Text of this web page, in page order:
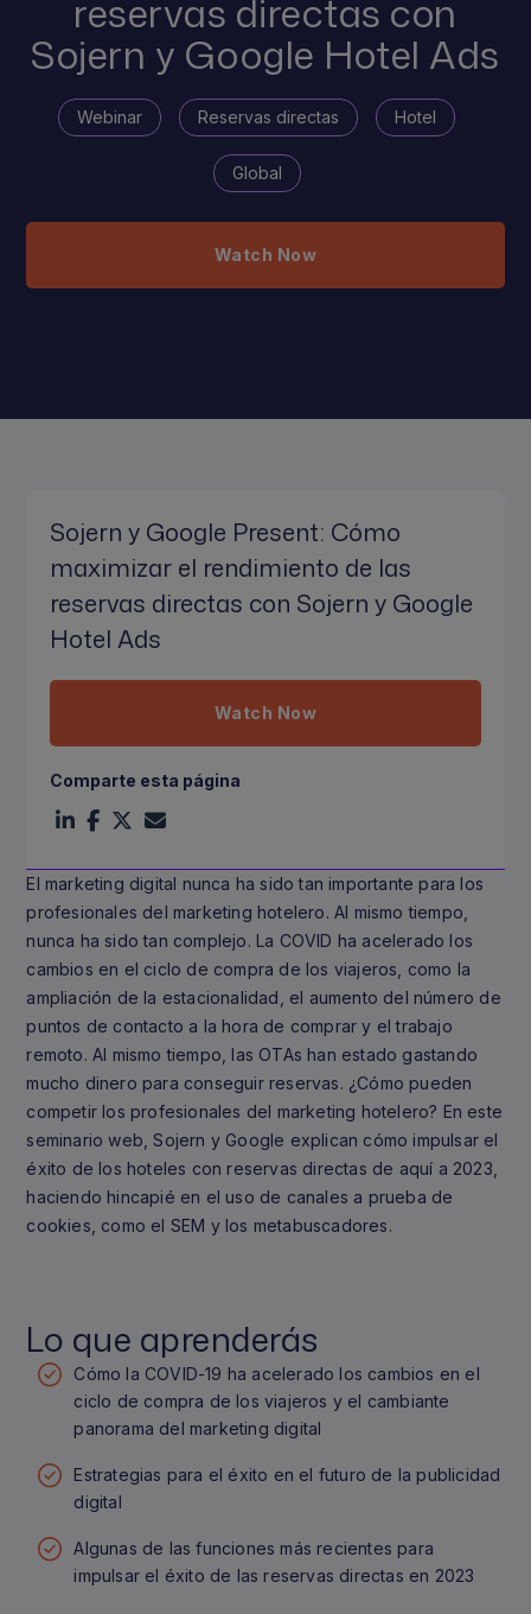
reservas directas con
Sojern y Google Hotel Ads
Webinar Reservas directas Hotel
Global
Watch Now
El marketing digital nunca ha sido tan importante para los
profesionales del marketing hotelero. Al mismo tiempo,
nunca ha sido tan complejo. La COVID ha acelerado los
cambios en el ciclo de compra de los viajeros, como la
ampliación de la estacionalidad, el aumento del número de
puntos de contacto a la hora de comprar y el trabajo
remoto. Al mismo tiempo, las OTAs han estado gastando
mucho dinero para conseguir reservas. ¿Cómo pueden
competir los profesionales del marketing hotelero? En este
seminario web, Sojern y Google explican cómo impulsar el
éxito de los hoteles con reservas directas de aquí a 2023,
haciendo hincapié en el uso de canales a prueba de
cookies, como el SEM y los metabuscadores.
Lo que aprenderás
Cómo la COVID-19 ha acelerado los cambios en el
ciclo de compra de los viajeros y el cambiante
panorama del marketing digital
Estrategias para el éxito en el futuro de la publicidad
digital
Algunas de las funciones más recientes para
impulsar el éxito de las reservas directas en 2023
Sojern y Google Present: Cómo
maximizar el rendimiento de las
reservas directas con Sojern y Google
Hotel Ads
Watch Now
Comparte esta página